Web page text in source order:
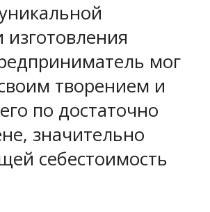
изготовления
мог
творением и
по достаточно
значительно
себестоимость